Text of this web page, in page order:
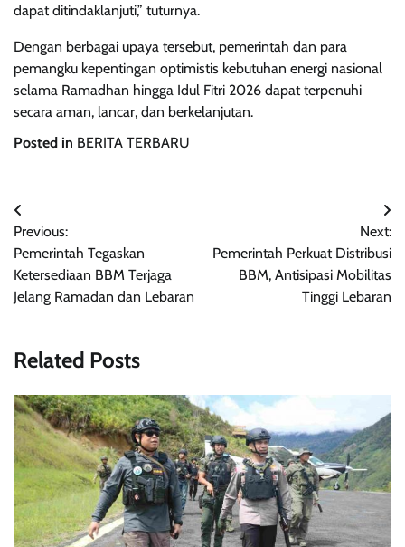
dapat ditindaklanjuti,” tuturnya.
Dengan berbagai upaya tersebut, pemerintah dan para
pemangku kepentingan optimistis kebutuhan energi nasional
selama Ramadhan hingga Idul Fitri 2026 dapat terpenuhi
secara aman, lancar, dan berkelanjutan.
Posted in BERITA TERBARU
Post
navigation
Previous:
Pemerintah Tegaskan
Ketersediaan BBM Terjaga
Jelang Ramadan dan Lebaran
Next:
Pemerintah Perkuat Distribusi
BBM, Antisipasi Mobilitas
Tinggi Lebaran
Related Posts